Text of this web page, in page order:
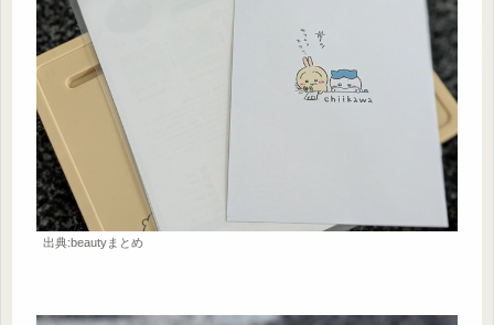
出典:beautyまとめ